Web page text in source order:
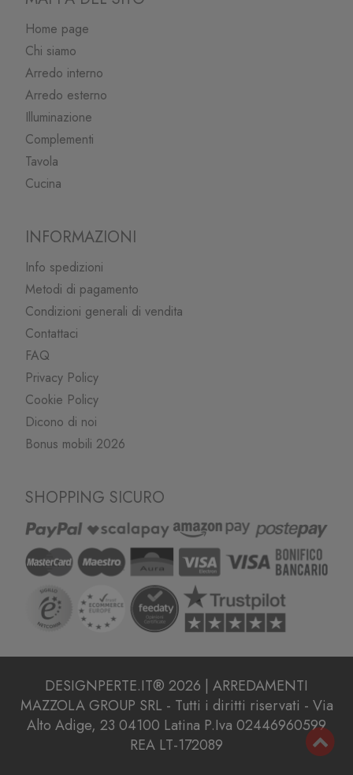
Home page
Chi siamo
Arredo interno
Arredo esterno
Illuminazione
Complementi
Tavola
Cucina
INFORMAZIONI
Info spedizioni
Metodi di pagamento
Condizioni generali di vendita
Contattaci
FAQ
Privacy Policy
Cookie Policy
Dicono di noi
Bonus mobili 2026
SHOPPING SICURO
DESIGNPERTE.IT® 2026 | ARREDAMENTI
MAZZOLA GROUP SRL - Tutti i diritti riservati - Via
Alto Adige, 23 04100 Latina P.Iva 02446960599
REA LT-172089